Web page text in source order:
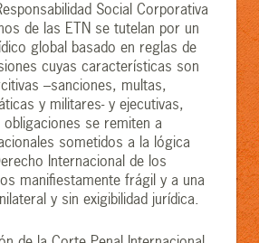
Social Corporativa
de las ETN se tutelan por un
global basado en reglas de
cuyas características son
–sanciones, multas,
y militares- y ejecutivas,
se remiten a
sometidos a la lógica
Internacional de los
manifiestamente frágil y a una
y sin exigibilidad jurídica.